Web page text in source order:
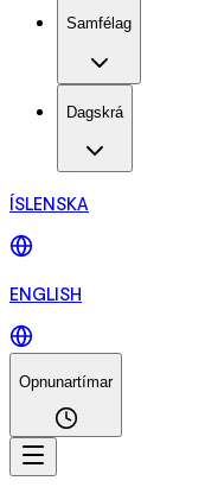
Samfélag
Dagskrá
ÍSLENSKA
ENGLISH
Opnunartímar